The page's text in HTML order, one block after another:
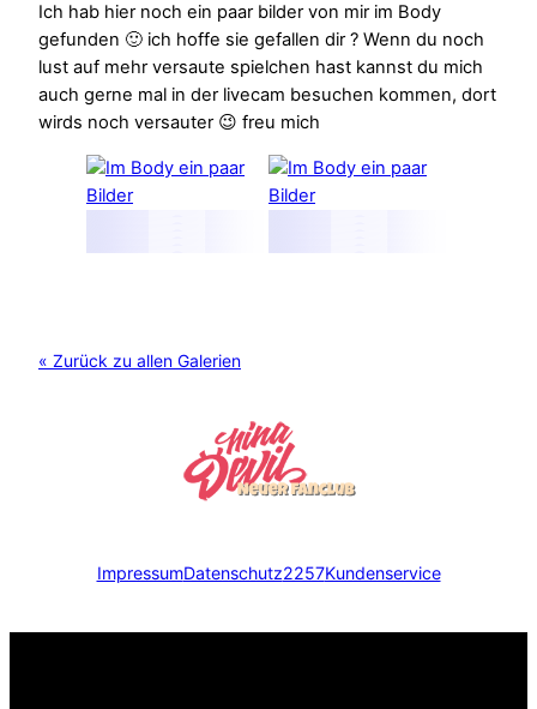
Ich hab hier noch ein paar bilder von mir im Body
gefunden 🙂 ich hoffe sie gefallen dir ? Wenn du noch
lust auf mehr versaute spielchen hast kannst du mich
auch gerne mal in der livecam besuchen kommen, dort
wirds noch versauter 😉 freu mich
« Zurück zu allen Galerien
ImpressumDatenschutz2257Kundenservice